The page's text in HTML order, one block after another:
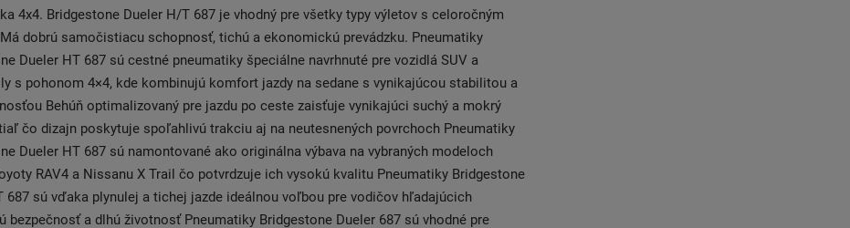
4x4. Bridgestone Dueler H/T 687 je vhodný pre všetky typy výletov s celoročným
dobrú samočistiacu schopnosť, tichú a ekonomickú prevádzku. Pneumatiky
Dueler HT 687 sú cestné pneumatiky špeciálne navrhnuté pre vozidlá SUV a
s pohonom 4×4, kde kombinujú komfort jazdy na sedane s vynikajúcou stabilitou a
Behúň optimalizovaný pre jazdu po ceste zaisťuje vynikajúci suchý a mokrý
čo dizajn poskytuje spoľahlivú trakciu aj na neutesnených povrchoch Pneumatiky
Dueler HT 687 sú namontované ako originálna výbava na vybraných modeloch
RAV4 a Nissanu X Trail čo potvrdzuje ich vysokú kvalitu Pneumatiky Bridgestone
687 sú vďaka plynulej a tichej jazde ideálnou voľbou pre vodičov hľadajúcich
bezpečnosť a dlhú životnosť Pneumatiky Bridgestone Dueler 687 sú vhodné pre